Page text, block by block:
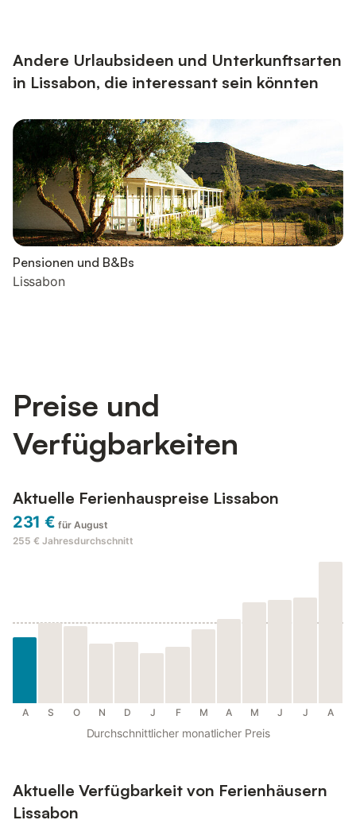
Andere Urlaubsideen und Unterkunftsarten
in Lissabon, die interessant sein könnten
Pensionen und B&Bs
Lissabon
Preise und
Verfügbarkeiten
Aktuelle Ferienhauspreise Lissabon
231 € für August
255 € Jahresdurchschnitt
A S O N D J F M A M J J A
Durchschnittlicher monatlicher Preis
Aktuelle Verfügbarkeit von Ferienhäusern
Lissabon